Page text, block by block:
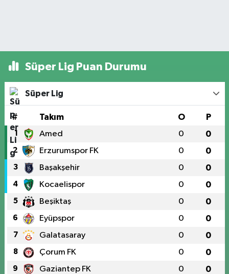
Süper Lig Puan Durumu
Süper Lig
# Takım O P
1 Amed 0 0
2 Erzurumspor FK 0 0
3 Başakşehir 0 0
4 Kocaelispor 0 0
5 Beşiktaş 0 0
6 Eyüpspor 0 0
7 Galatasaray 0 0
8 Çorum FK 0 0
9 Gaziantep FK 0 0